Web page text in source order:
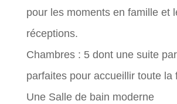
pour les moments en famille et
réceptions.
Chambres : 5 dont une suite
parfaites pour accueillir toute la
Une Salle de bain moderne